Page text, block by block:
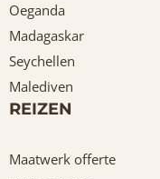
Oeganda
Madagaskar
Seychellen
Malediven
REIZEN
Maatwerk offerte